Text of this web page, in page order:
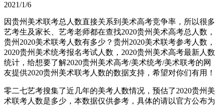
2021/1/6
因贵州美术联考总人数直接关系到美术高考竞争率，所以很多
艺考生及家长、艺考老师都在查找2020贵州美术高考总人数，
贵州2020美术联考人数有多少？贵州2020美术联考参考人数，
2020贵州美术统考报名考试人数，2020贵州美术高考最新人数
统计，给想要了解2020贵州美术高考/美术统考/美术联考的网
友提供2020贵州美术联考人数的数据支持，希望对你们有用！
零二七艺考搜集了近几年的美考人数情况，预估了2020贵州美
术联考人数是多少，本数据仅供参考，具体的请以官方公布为